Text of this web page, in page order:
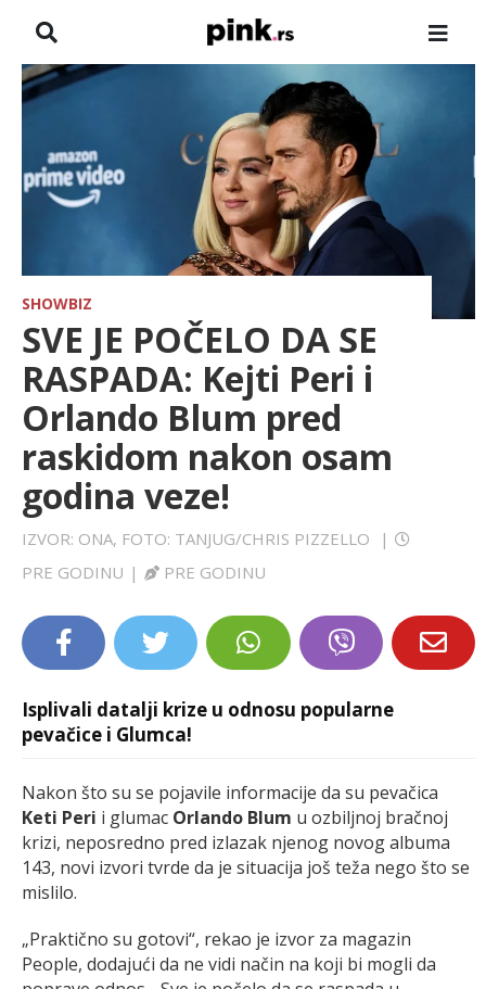
NASLOVNA
ZADRUGA
HRONIKA
FARMERI
TV
SPORT
LIFESTYLE
EXTRA
SHOWBIZ
SVE JE POČELO DA SE
RASPADA: Kejti Peri i
Orlando Blum pred
raskidom nakon osam
godina veze!
IZVOR: ONA, FOTO: TANJUG/CHRIS PIZZELLO
|
PRE GODINU | PRE GODINU
Isplivali datalji krize u odnosu popularne
pevačice i Glumca!
Nakon što su se pojavile informacije da su pevačica
Keti Peri i glumac Orlando Blum u ozbiljnoj bračnoj
krizi, neposredno pred izlazak njenog novog albuma
143, novi izvori tvrde da je situacija još teža nego što se
mislilo.
„Praktično su gotovi“, rekao je izvor za magazin
People, dodajući da ne vidi način na koji bi mogli da